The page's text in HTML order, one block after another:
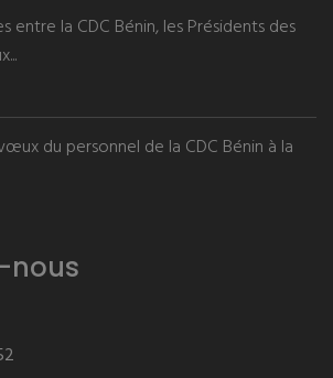
entre la CDC Bénin, les Présidents des
du personnel de la CDC Bénin à la
nous